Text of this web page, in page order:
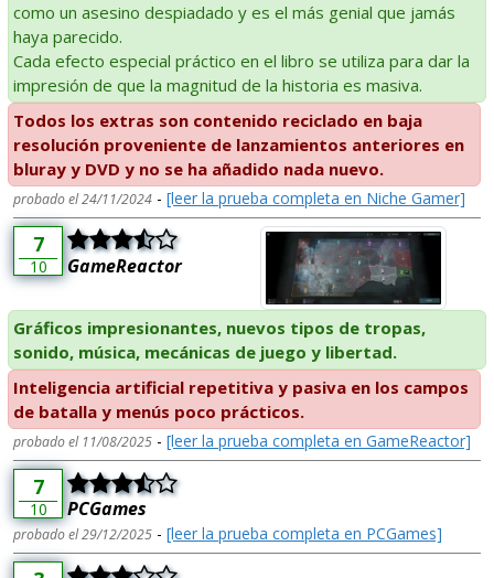
como un asesino despiadado y es el más genial que jamás
haya parecido.
Cada efecto especial práctico en el libro se utiliza para dar la
impresión de que la magnitud de la historia es masiva.
Todos los extras son contenido reciclado en baja
resolución proveniente de lanzamientos anteriores en
bluray y DVD y no se ha añadido nada nuevo.
probado el 24/11/2024 - [leer la prueba completa en Niche Gamer]
7
10 GameReactor
Gráficos impresionantes, nuevos tipos de tropas,
sonido, música, mecánicas de juego y libertad.
Inteligencia artificial repetitiva y pasiva en los campos
de batalla y menús poco prácticos.
probado el 11/08/2025 - [leer la prueba completa en GameReactor]
7
10 PCGames
probado el 29/12/2025 - [leer la prueba completa en PCGames]